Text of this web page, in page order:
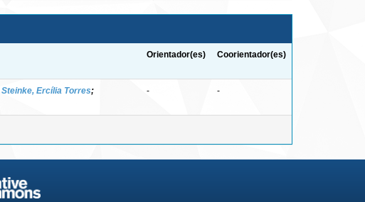
Orientador(es) Coorientador(es)
Steinke, Ercília Torres;
- -